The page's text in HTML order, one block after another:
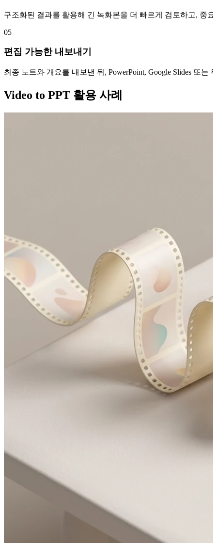
구조화된 결과를 활용해 긴 녹화본을 더 빠르게 검토하고, 중
05
편집 가능한 내보내기
최종 노트와 개요를 내보낸 뒤, PowerPoint, Google Slides 또
Video to PPT 활용 사례